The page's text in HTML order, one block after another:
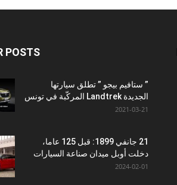
POSTS
” ستافيم بيجو ” تطلق سيارتها
الجديدة Landtrek المركّبة في تونس
2021-03-21
21 جانفي 1899: قبل 125 عاما،
دخلت أوبل ميدان صناعة السيارات
2024-02-01